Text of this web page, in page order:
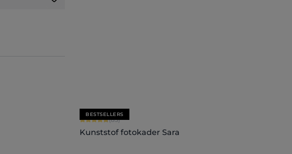
BESTSELLERS
Gemiddelde score van 4.71 op 5 sterren
(85)
Kunststof fotokader Sara